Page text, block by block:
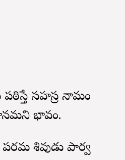
పఠిస్తే సహస్ర నామం
భావం.
పరమ శివుడు పార్వ